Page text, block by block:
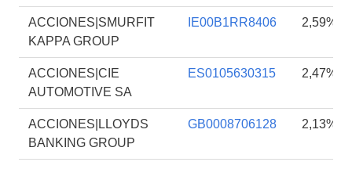
ACCIONES|SMURFIT
KAPPA GROUP
IE00B1RR8406 2,59%
ACCIONES|CIE
AUTOMOTIVE SA
ES0105630315 2,47%
ACCIONES|LLOYDS
BANKING GROUP
GB0008706128 2,13%